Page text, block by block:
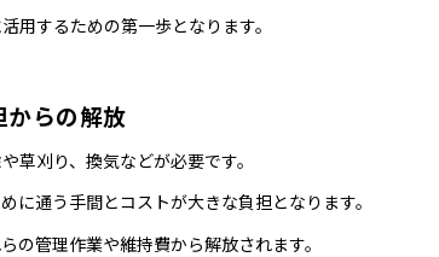
用するための第一歩となります。
らの解放
草刈り、換気などが必要です。
に通う手間とコストが大きな負担となります。
の管理作業や維持費から解放されます。